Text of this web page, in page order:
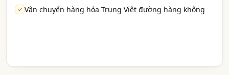
Vận chuyển hàng hóa Trung Việt đường hàng không